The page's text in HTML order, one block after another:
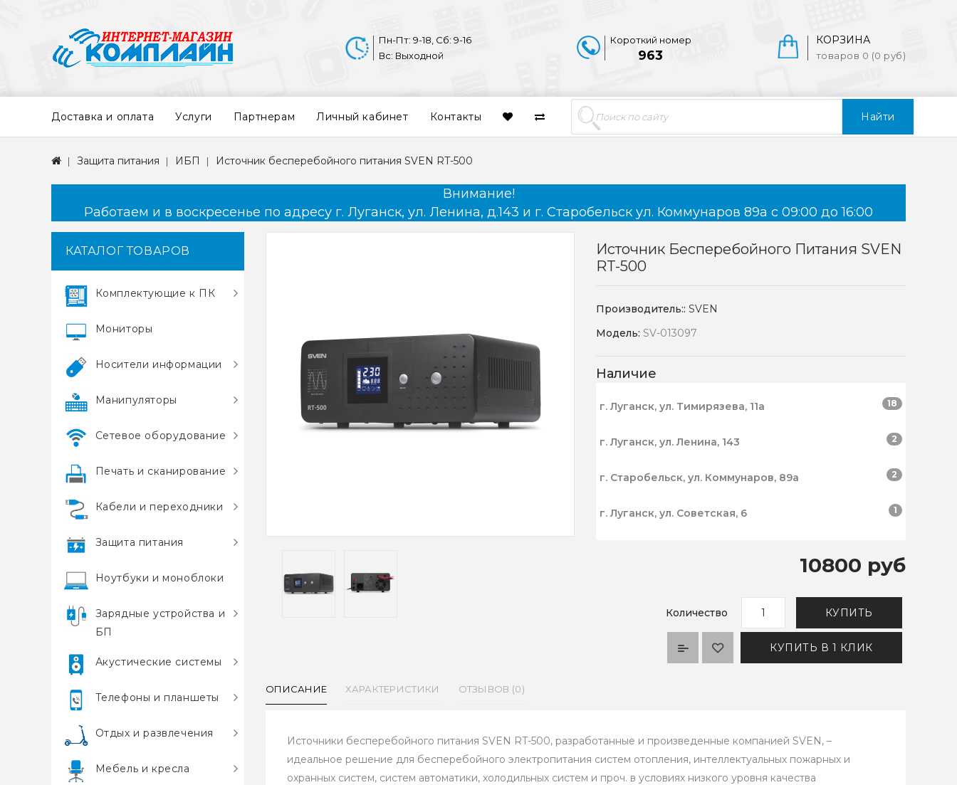
Найти
КОРЗИНА
товаров 0 (0 руб)
Короткий номер
963
Пн-Пт: 9-18, Сб: 9-16
Вс: Выходной
Доставка и оплата Услуги Партнерам Личный кабинет Контакты
Защита питания ИБП Источник бесперебойного питания SVEN RT-500
Внимание!
Работаем и в воскресенье по адресу г. Луганск, ул. Ленина, д.143 и г. Старобельск ул. Коммунаров 89а с 09:00 до 16:00
КАТАЛОГ ТОВАРОВ
Комплектующие к ПК
Мониторы
Носители информации
Манипуляторы
Сетевое оборудование
Печать и сканирование
Кабели и переходники
Защита питания
Ноутбуки и моноблоки
Зарядные устройства и
БП
Акустические системы
Телефоны и планшеты
Отдых и развлечения
Мебель и кресла
Источник Бесперебойного Питания SVEN
RT-500
Производитель::SVEN
Модель: SV-013097
Наличие
г. Луганск, ул. Тимирязева, 11а 18
г. Луганск, ул. Ленина, 143 2
г. Старобельск, ул. Коммунаров, 89а 2
г. Луганск, ул. Советская, 6 1
10800 руб
Количество КУПИТЬ
КУПИТЬ В 1 КЛИК
ОПИСАНИЕ ХАРАКТЕРИСТИКИ ОТЗЫВОВ (0)
Источники бесперебойного питания SVEN RT-500, разработанные и произведенные компанией SVEN, –
идеальное решение для бесперебойного электропитания систем отопления, интеллектуальных пожарных и
охранных систем, систем автоматики, холодильных систем и проч. в условиях низкого уровня качества